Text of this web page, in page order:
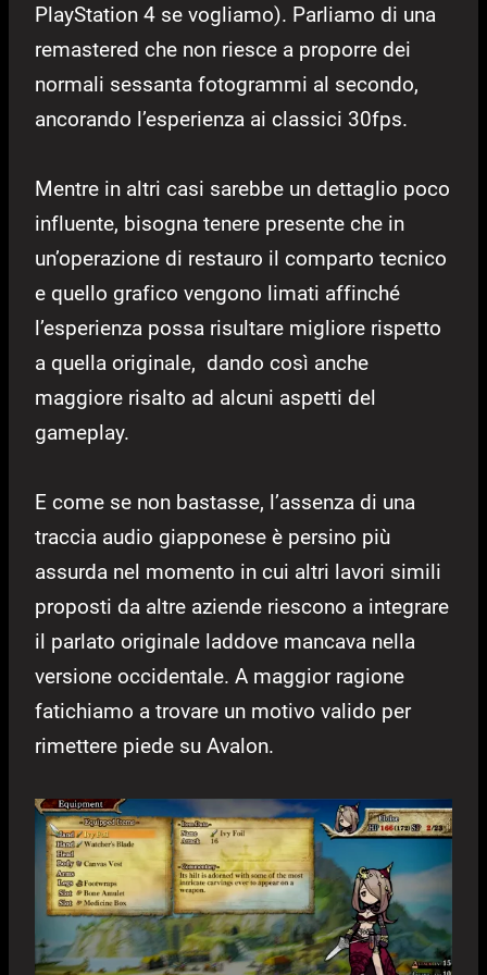
PlayStation 4 se vogliamo). Parliamo di una
remastered che non riesce a proporre dei
normali sessanta fotogrammi al secondo,
ancorando l’esperienza ai classici 30fps.
Mentre in altri casi sarebbe un dettaglio poco
influente, bisogna tenere presente che in
un’operazione di restauro il comparto tecnico
e quello grafico vengono limati affinché
l’esperienza possa risultare migliore rispetto
a quella originale, dando così anche
maggiore risalto ad alcuni aspetti del
gameplay.
E come se non bastasse, l’assenza di una
traccia audio giapponese è persino più
assurda nel momento in cui altri lavori simili
proposti da altre aziende riescono a integrare
il parlato originale laddove mancava nella
versione occidentale. A maggior ragione
fatichiamo a trovare un motivo valido per
rimettere piede su Avalon.